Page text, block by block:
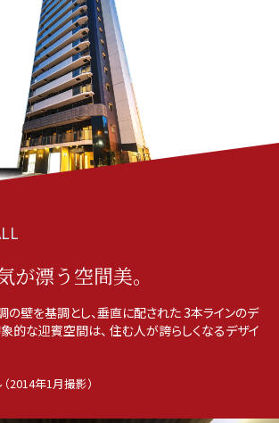
が漂う空間美。
壁を基調とし、垂直に配された 3本ラインのデ
的な迎賓空間は、 住む人が誇らしくなるデザイ
2014年1月撮影）